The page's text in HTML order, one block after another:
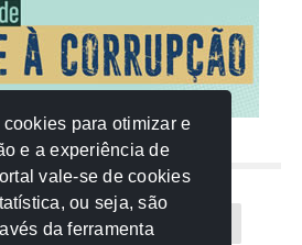
AGU AMM
para otimizar e
e a experiência de
vale-se de cookies
ou seja, são
da ferramenta